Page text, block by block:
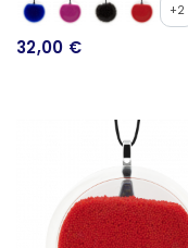
+2
32,00 €